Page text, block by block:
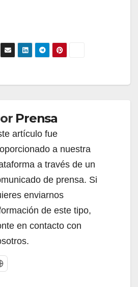
Prensa
artículo fue
a nuestra
a través de un
de prensa. Si
enviarnos
de este tipo,
en contacto con